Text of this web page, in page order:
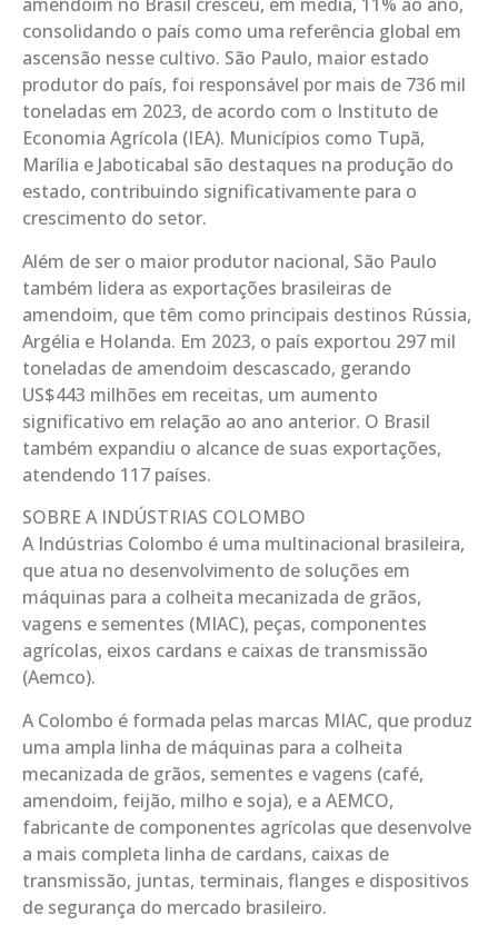
consolidando o país como uma referência global em
ascensão nesse cultivo. São Paulo, maior estado
produtor do país, foi responsável por mais de 736 mil
toneladas em 2023, de acordo com o Instituto de
Economia Agrícola (IEA). Municípios como Tupã,
Marília e Jaboticabal são destaques na produção do
estado, contribuindo significativamente para o
crescimento do setor.
Além de ser o maior produtor nacional, São Paulo
também lidera as exportações brasileiras de
amendoim, que têm como principais destinos Rússia,
Argélia e Holanda. Em 2023, o país exportou 297 mil
toneladas de amendoim descascado, gerando
US$443 milhões em receitas, um aumento
significativo em relação ao ano anterior. O Brasil
também expandiu o alcance de suas exportações,
atendendo 117 países.
SOBRE A INDÚSTRIAS COLOMBO
A Indústrias Colombo é uma multinacional brasileira,
que atua no desenvolvimento de soluções em
máquinas para a colheita mecanizada de grãos,
vagens e sementes (MIAC), peças, componentes
agrícolas, eixos cardans e caixas de transmissão
(Aemco).
A Colombo é formada pelas marcas MIAC, que produz
uma ampla linha de máquinas para a colheita
mecanizada de grãos, sementes e vagens (café,
amendoim, feijão, milho e soja), e a AEMCO,
fabricante de componentes agrícolas que desenvolve
a mais completa linha de cardans, caixas de
transmissão, juntas, terminais, flanges e dispositivos
de segurança do mercado brasileiro.